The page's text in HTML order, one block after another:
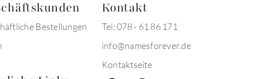
Bestellungen
Kontakt
Tel: 078 - 61 86 171
info@namesforever.de
Kontaktseite